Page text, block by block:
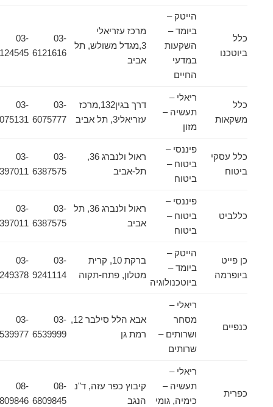
ביוטכנו
הייטק –
ביומד –
השקעות
במדעי
החיים
מרכז עזריאלי
3,מגדל משולש, תל
אביב
6121616
6124545
משקאות
ריאלי –
תעשיה –
דרך בגין132,מרכז
עזריאלי3, תל אביב
03-
6075777
6075131
כלל עסקי
ביטוח
פיננסי –
ביטוח –
ביטוח
ראול ולנברג 36,
תל-אביב
6387575
6397011
כללביט
פיננסי –
ביטוח –
ביטוח
ראול ולנברג 36, תל
אביב
03-
6387575
6397011
כן פייט
ביופרמה
הייטק –
ביומד –
ביוטכנולוגיה
ברקת 10, קרית
מטלון, פתח-תקוה
9241114
9249378
כנפיים
ריאלי –
מסחר
ושרותים –
שרותים
אבא הלל סילבר 12,
רמת גן
03-
6539999
6539977
כפרית
ריאלי –
תעשיה –
כימיה, גומי
קיבוץ כפר עזה, ד"נ
הנגב
08-
6809845
6809846